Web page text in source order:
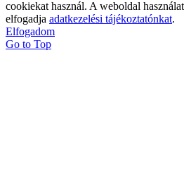
cookiekat használ. A weboldal
elfogadja adatkezelési tájékoztatónkat.
Elfogadom
Go to Top